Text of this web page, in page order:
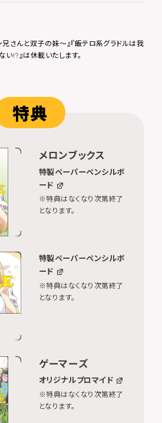
さんと双子の妹～』『飯テロ系グラドルは我
い!?』は休載いたします。
特典
メロンブックス
特製ペーパーペンシルボ
ード
※特典はなくなり次第終了
となります。
特製ペーパーペンシルボ
ード
※特典はなくなり次第終了
となります。
ゲーマーズ
オリジナルプロマイド
※特典はなくなり次第終了
となります。